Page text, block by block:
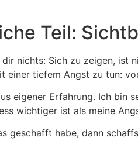
Teil:
nichts: Sich zu zeigen, ist
einer tiefem Angst zu tun:
eigener Erfahrung. Ich bin
wichtiger ist als meine
geschafft habe, dann